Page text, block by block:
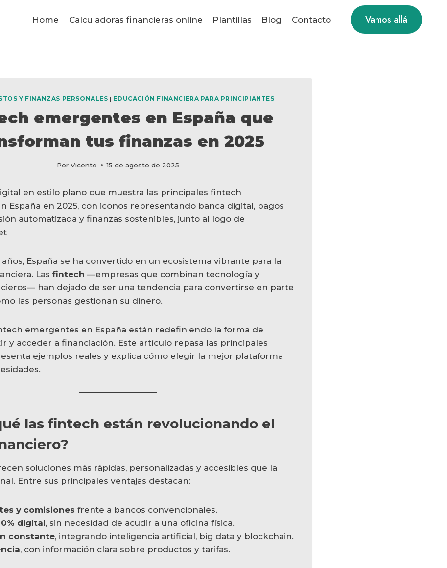
Home Calculadoras financieras online Plantillas Blog Contacto Vamos allá
Y FINANZAS PERSONALES | EDUCACIÓN FINANCIERA PARA PRINCIPIANTES
emergentes en España que
tus finanzas en 2025
Por Vicente 15 de agosto de 2025
España se ha convertido en un ecosistema vibrante para la
Las fintech —empresas que combinan tecnología y
han dejado de ser una tendencia para convertirse en parte
las personas gestionan su dinero.
emergentes en España están redefiniendo la forma de
y acceder a financiación. Este artículo repasa las principales
ejemplos reales y explica cómo elegir la mejor plataforma
las fintech están revolucionando el
soluciones más rápidas, personalizadas y accesibles que la
Entre sus principales ventajas destacan:
y comisiones frente a bancos convencionales.
digital, sin necesidad de acudir a una oficina física.
constante, integrando inteligencia artificial, big data y blockchain.
, con información clara sobre productos y tarifas.